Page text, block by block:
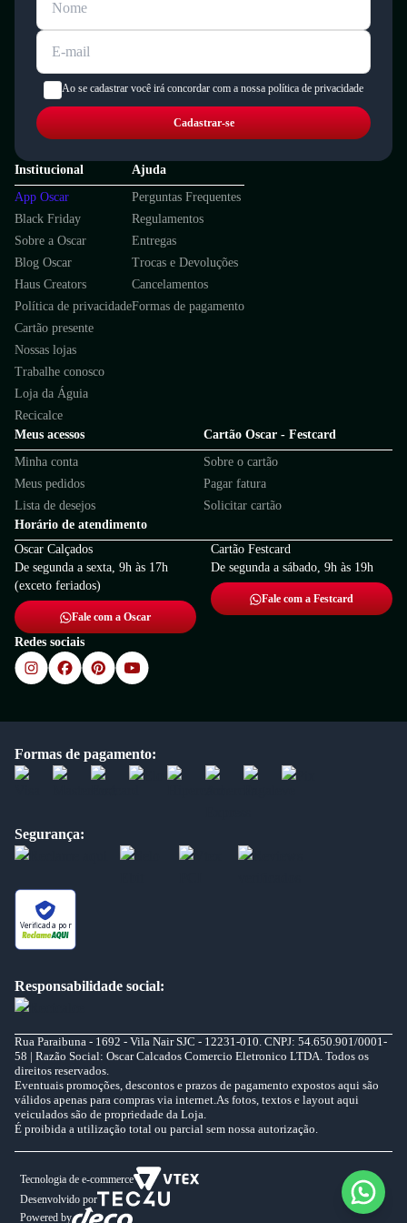
Ao se cadastrar você irá concordar com a nossa política de privacidade
Cadastrar-se
Institucional
App Oscar
Black Friday
Sobre a Oscar
Blog Oscar
Haus Creators
Política de privacidade
Cartão presente
Nossas lojas
Trabalhe conosco
Loja da Águia
Recicalce
Ajuda
Perguntas Frequentes
Regulamentos
Entregas
Trocas e Devoluções
Cancelamentos
Formas de pagamento
Meus acessos
Minha conta
Meus pedidos
Lista de desejos
Cartão Oscar - Festcard
Sobre o cartão
Pagar fatura
Solicitar cartão
Horário de atendimento
Oscar Calçados
De segunda a sexta, 9h às 17h
(exceto feriados)
Fale com a Oscar
Cartão Festcard
De segunda a sábado, 9h às 19h
Fale com a Festcard
Redes sociais
Formas de pagamento:
Segurança:
Verificada por
Responsabilidade social:
Rua Paraibuna - 1692 - Vila Nair SJC - 12231-010. CNPJ: 54.650.901/0001-
58 | Razão Social: Oscar Calcados Comercio Eletronico LTDA. Todos os
direitos reservados.
Eventuais promoções, descontos e prazos de pagamento expostos aqui são
válidos apenas para compras via internet.As fotos, textos e layout aqui
veiculados são de propriedade da Loja.
É proibida a utilização total ou parcial sem nossa autorização.
Tecnologia de e-commerce
Desenvolvido por
Powered by